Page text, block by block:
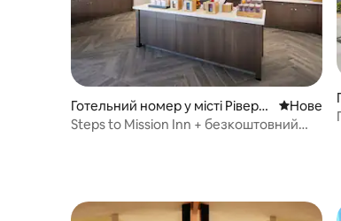
Готельний номер у місті Ріверс
айд
Нове
Нове
Steps to Mission Inn + безкоштовний